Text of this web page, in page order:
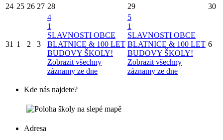
24 25 26 27 28 29 30
31 1 2 3
4
1
SLAVNOSTI OBCE
BLATNICE & 100 LET
BUDOVY ŠKOLY!
Zobrazit všechny
záznamy ze dne
5
1
SLAVNOSTI OBCE
BLATNICE & 100 LET
BUDOVY ŠKOLY!
Zobrazit všechny
záznamy ze dne
6
Kde nás najdete?
Adresa